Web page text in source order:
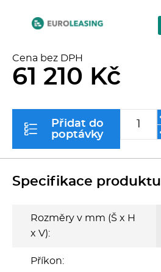
Konvektomaty/Pece
Kotle
Cena bez DPH
61 210 Kč
Přidat do
poptávky
Specifikace produktu
Rozměry v mm (Š x H
x V):
Příkon: